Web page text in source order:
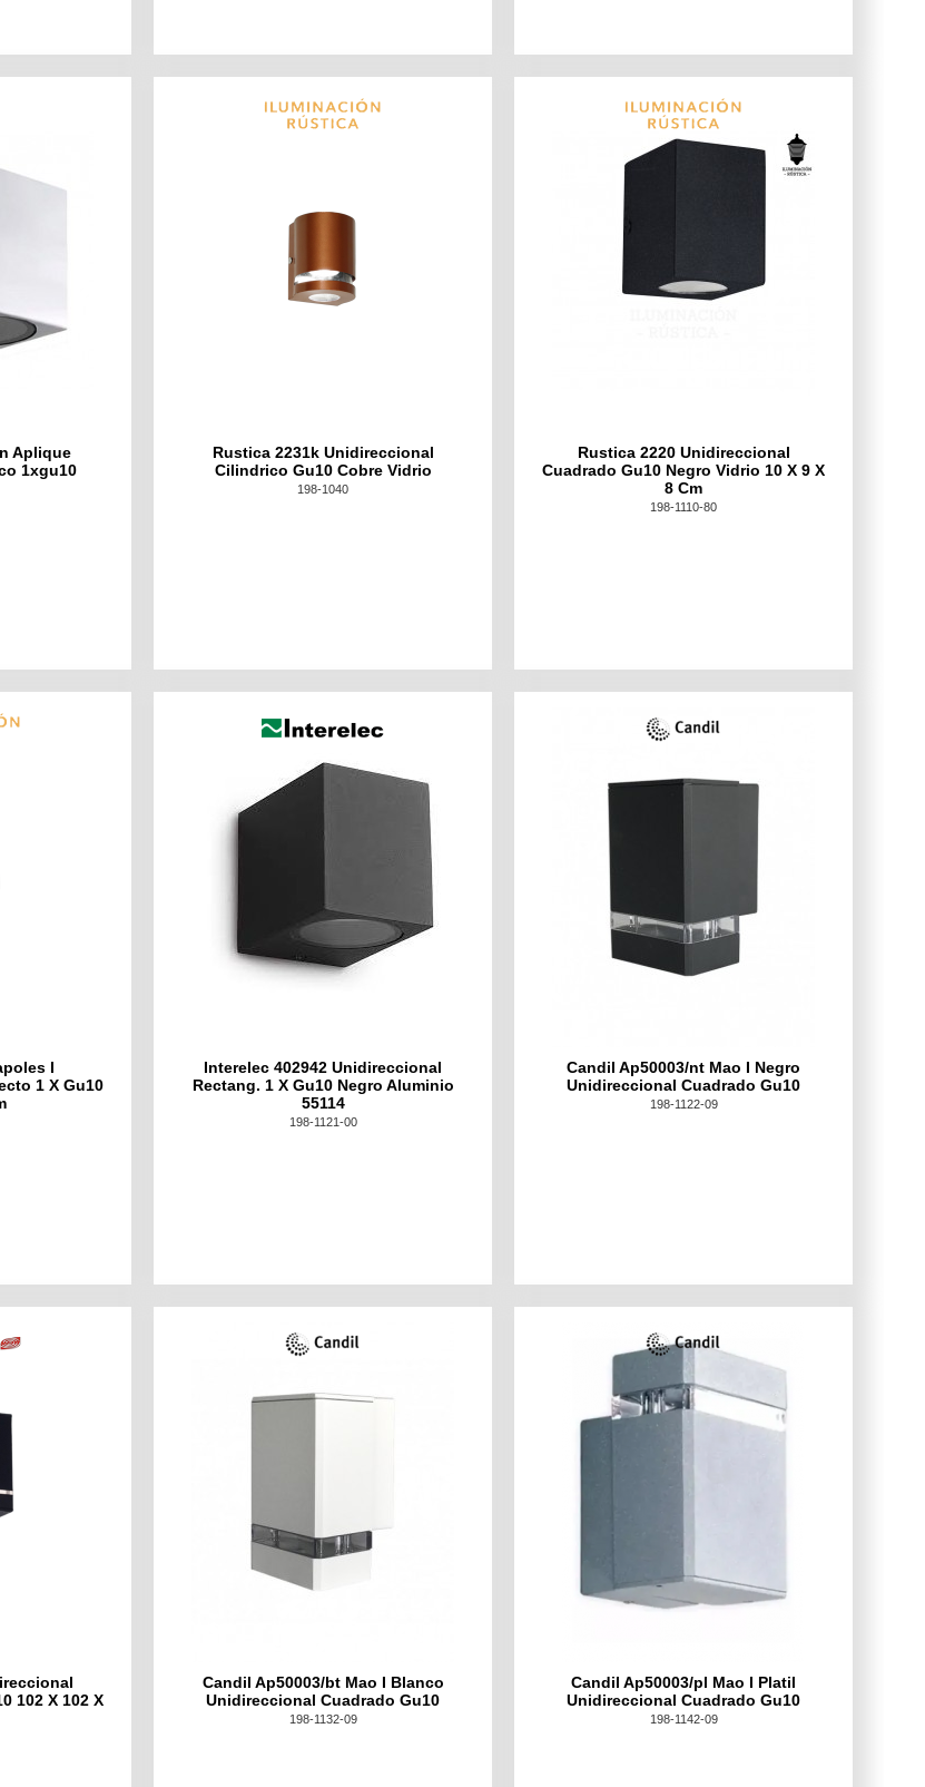
Aplique
1xgu10
Rustica 2231k Unidireccional
Cilindrico Gu10 Cobre Vidrio
198-1040
Rustica 2220 Unidireccional
Cuadrado Gu10 Negro Vidrio 10 X 9 X
8 Cm
198-1110-80
I
1 X Gu10
Interelec 402942 Unidireccional
Rectang. 1 X Gu10 Negro Aluminio
55114
198-1121-00
Candil Ap50003/nt Mao I Negro
Unidireccional Cuadrado Gu10
198-1122-09
102 X 102 X
Candil Ap50003/bt Mao I Blanco
Unidireccional Cuadrado Gu10
198-1132-09
Candil Ap50003/pl Mao I Platil
Unidireccional Cuadrado Gu10
198-1142-09